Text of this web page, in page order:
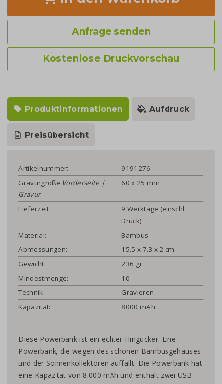
Anfrage senden
Kostenlose Druckvorschau
Produktinformationen Aufdruck
Preisübersicht
Artikelnummer:
9191276
Gravurgröße Vorderseite |
Gravur:
60 x 25 mm
Lieferzeit:
9 Werktage (einschl.
Druck)
Material:
Bambus
Abmessungen:
15.5 x 7.3 x 2 cm
Gewicht:
236 gr.
Mindestmenge:
10
Technik:
Gravieren
Kapazität:
8000 mAh
Diese Powerbank ist ein echter Hingucker. Eine
Powerbank, die wegen des schönen Bambusgehäuses
und der Sonnenkollektoren auffällt. Die Powerbank hat
eine Kapazität von 8.000 mAh und enthält zwei USB-